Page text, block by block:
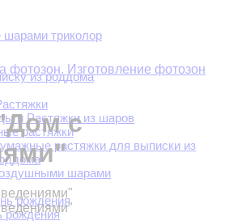
триколор
из роддома
и Растяжки из шаров
растяжки
растяжки для выписки из
шарами
рождения
рождения
фотозон. Изготовление фотозон
с